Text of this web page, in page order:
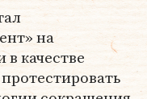
на
качестве